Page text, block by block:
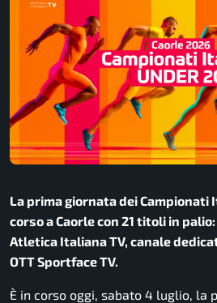
La prima giornata dei Campionati
corso a Caorle con 21 titoli in
Atletica Italiana TV, canale
OTT Sportface TV.
È in corso oggi, sabato 4 luglio, la